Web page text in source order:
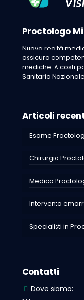
Proctologo
Nuova realtà
assicura
mediche. A costi
Sanitario
Articoli
Esame
Chirurgia
Medico
Intervento
Specialisti in
Contatti
Dove siamo: